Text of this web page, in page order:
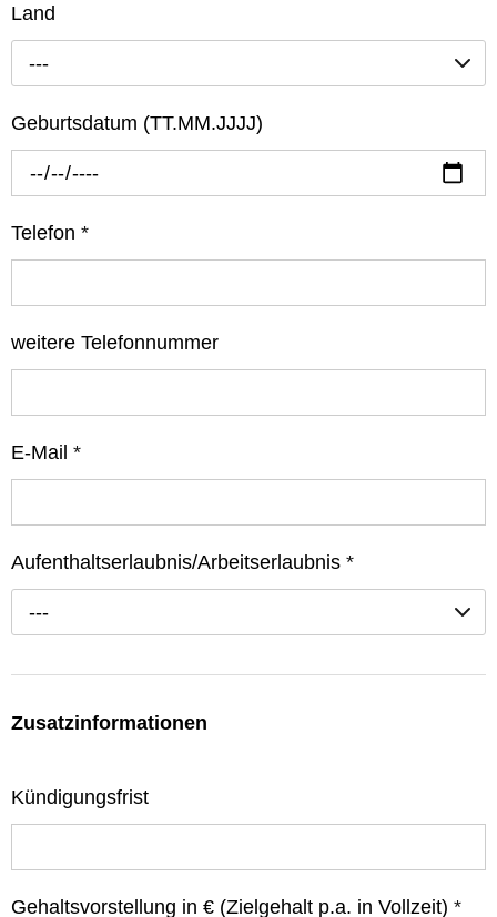
Land
---
Geburtsdatum (TT.MM.JJJJ)
Telefon *
weitere Telefonnummer
E-Mail *
Aufenthaltserlaubnis/Arbeitserlaubnis *
---
Zusatzinformationen
Kündigungsfrist
Gehaltsvorstellung in € (Zielgehalt p.a. in Vollzeit) *